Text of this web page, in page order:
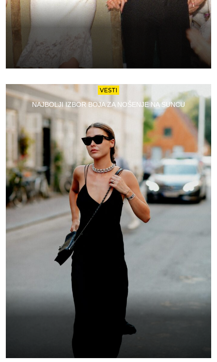
VESTI
NAJBOLJI IZBOR BOJA ZA NOŠENJE NA SUNCU